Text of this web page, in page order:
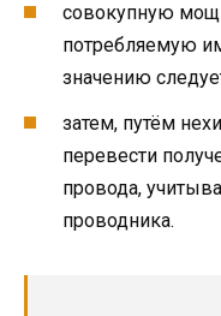
совокупную
потребляемую
значению
затем, путём
перевести
провода,
проводника.